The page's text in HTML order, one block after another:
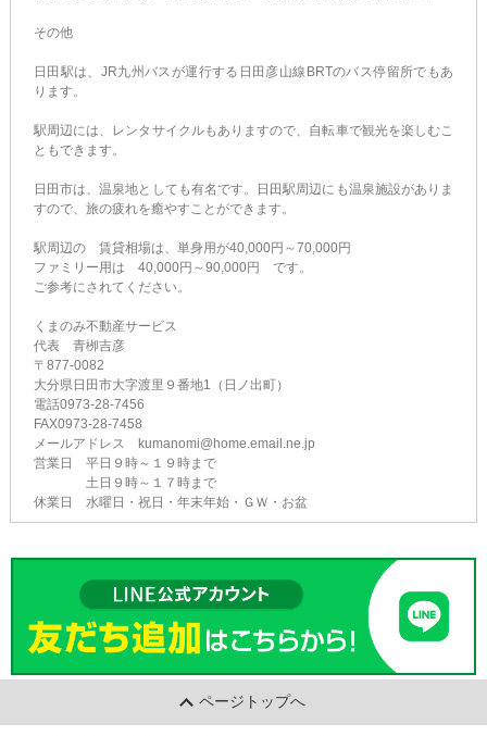
その他
日田駅は、JR九州バスが運行する日田彦山線BRTのバス停留所でもあ
ります。
駅周辺には、レンタサイクルもありますので、自転車で観光を楽しむこ
ともできます。
日田市は、温泉地としても有名です。日田駅周辺にも温泉施設がありま
すので、旅の疲れを癒やすことができます。
駅周辺の 賃貸相場は、単身用が40,000円～70,000円
ファミリー用は 40,000円～90,000円 です。
ご参考にされてください。
くまのみ不動産サービス
代表 青栁吉彦
〒877-0082
大分県日田市大字渡里９番地1（日ノ出町）
電話0973-28-7456
FAX0973-28-7458
メールアドレス kumanomi@home.email.ne.jp
営業日 平日９時～１９時まで
土日９時～１７時まで
休業日 水曜日・祝日・年末年始・ＧＷ・お盆
ページトップへ